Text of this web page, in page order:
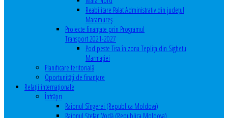
Reabilitare Palat Administrativ din județul
Maramureș
Proiecte finanțate prin Programul
Transport 2021-2027
Pod peste Tisa în zona Teplița din Sighetu
Marmației
Planificare teritorială
Oportunităţi de finanţare
Relaţii internaţionale
Înfrăţiri
Raionul Sîngerei (Republica Moldova)
Raionul Ștefan Vodă (Republica Moldova)